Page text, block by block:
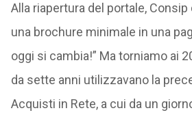
Alla riapertura del portale,
una brochure minimale in una
oggi si cambia!” Ma torniamo ai
da sette anni utilizzavano la
Acquisti in Rete, a cui da un